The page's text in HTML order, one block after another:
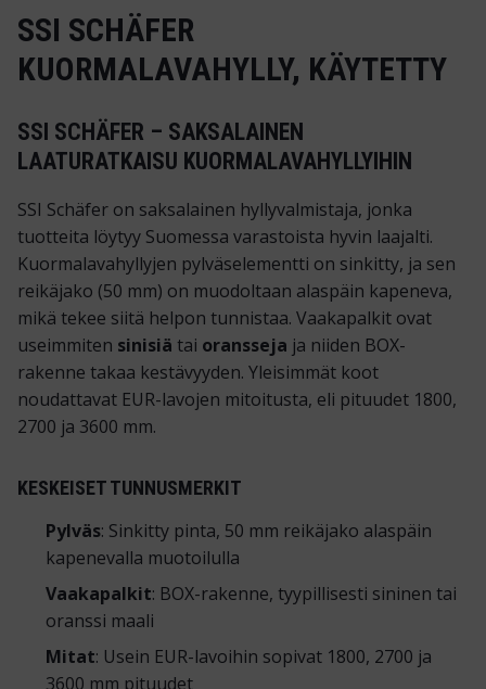
SSI SCHÄFER
KUORMALAVAHYLLY, KÄYTETTY
SSI SCHÄFER – SAKSALAINEN
LAATURATKAISU KUORMALAVAHYLLYIHIN
SSI Schäfer on saksalainen hyllyvalmistaja, jonka
tuotteita löytyy Suomessa varastoista hyvin laajalti.
Kuormalavahyllyjen pylväselementti on sinkitty, ja sen
reikäjako (50 mm) on muodoltaan alaspäin kapeneva,
mikä tekee siitä helpon tunnistaa. Vaakapalkit ovat
useimmiten sinisiä tai oransseja ja niiden BOX-
rakenne takaa kestävyyden. Yleisimmät koot
noudattavat EUR-lavojen mitoitusta, eli pituudet 1800,
2700 ja 3600 mm.
KESKEISET TUNNUSMERKIT
Pylväs: Sinkitty pinta, 50 mm reikäjako alaspäin
kapenevalla muotoilulla
Vaakapalkit: BOX-rakenne, tyypillisesti sininen tai
oranssi maali
Mitat: Usein EUR-lavoihin sopivat 1800, 2700 ja
3600 mm pituudet